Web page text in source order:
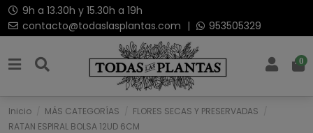
9h a 13.30h y 15.30h a 19h
contacto@todaslasplantas.com | 953505329
0
Inicio MÁS CATEGORÍAS
FLORES SECAS Y PRESERVADAS
RATAN ESPIRAL BOLSA 12UD 6CM